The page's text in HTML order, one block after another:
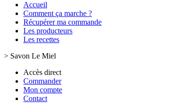
Accueil
Comment ça marche ?
Récupérer ma commande
Les producteurs
Les recettes
> Savon Le Miel
Accès direct
Commander
Mon compte
Contact